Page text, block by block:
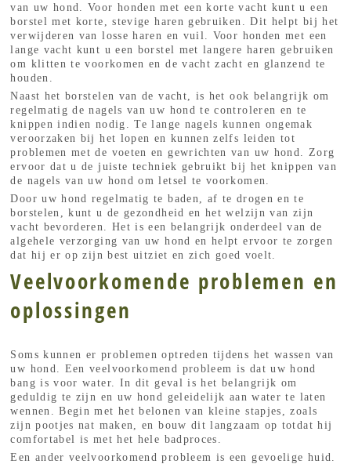
van uw hond. Voor honden met een korte vacht kunt u een
borstel met korte, stevige haren gebruiken. Dit helpt bij het
verwijderen van losse haren en vuil. Voor honden met een
lange vacht kunt u een borstel met langere haren gebruiken
om klitten te voorkomen en de vacht zacht en glanzend te
houden.
Naast het borstelen van de vacht, is het ook belangrijk om
regelmatig de nagels van uw hond te controleren en te
knippen indien nodig. Te lange nagels kunnen ongemak
veroorzaken bij het lopen en kunnen zelfs leiden tot
problemen met de voeten en gewrichten van uw hond. Zorg
ervoor dat u de juiste techniek gebruikt bij het knippen van
de nagels van uw hond om letsel te voorkomen.
Door uw hond regelmatig te baden, af te drogen en te
borstelen, kunt u de gezondheid en het welzijn van zijn
vacht bevorderen. Het is een belangrijk onderdeel van de
algehele verzorging van uw hond en helpt ervoor te zorgen
dat hij er op zijn best uitziet en zich goed voelt.
Veelvoorkomende problemen en
oplossingen
Soms kunnen er problemen optreden tijdens het wassen van
uw hond. Een veelvoorkomend probleem is dat uw hond
bang is voor water. In dit geval is het belangrijk om
geduldig te zijn en uw hond geleidelijk aan water te laten
wennen. Begin met het belonen van kleine stapjes, zoals
zijn pootjes nat maken, en bouw dit langzaam op totdat hij
comfortabel is met het hele badproces.
Een ander veelvoorkomend probleem is een gevoelige huid.